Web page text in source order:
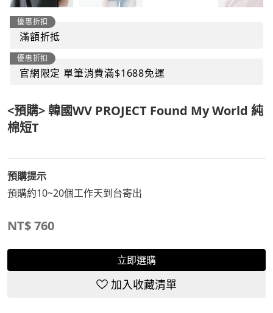
優惠折扣
滿額折抵
優惠折扣
官網限定 單筆消費滿$1688免運
<預購> 韓國WV PROJECT Found My World 純
棉短T
預購提示
預購約10~20個工作天到台寄出
NT$760
立即選購
加入收藏清單